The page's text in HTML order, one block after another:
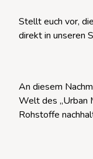
Stellt euch vor,
direkt in unseren
An diesem
Welt des „Urban
Rohstoffe